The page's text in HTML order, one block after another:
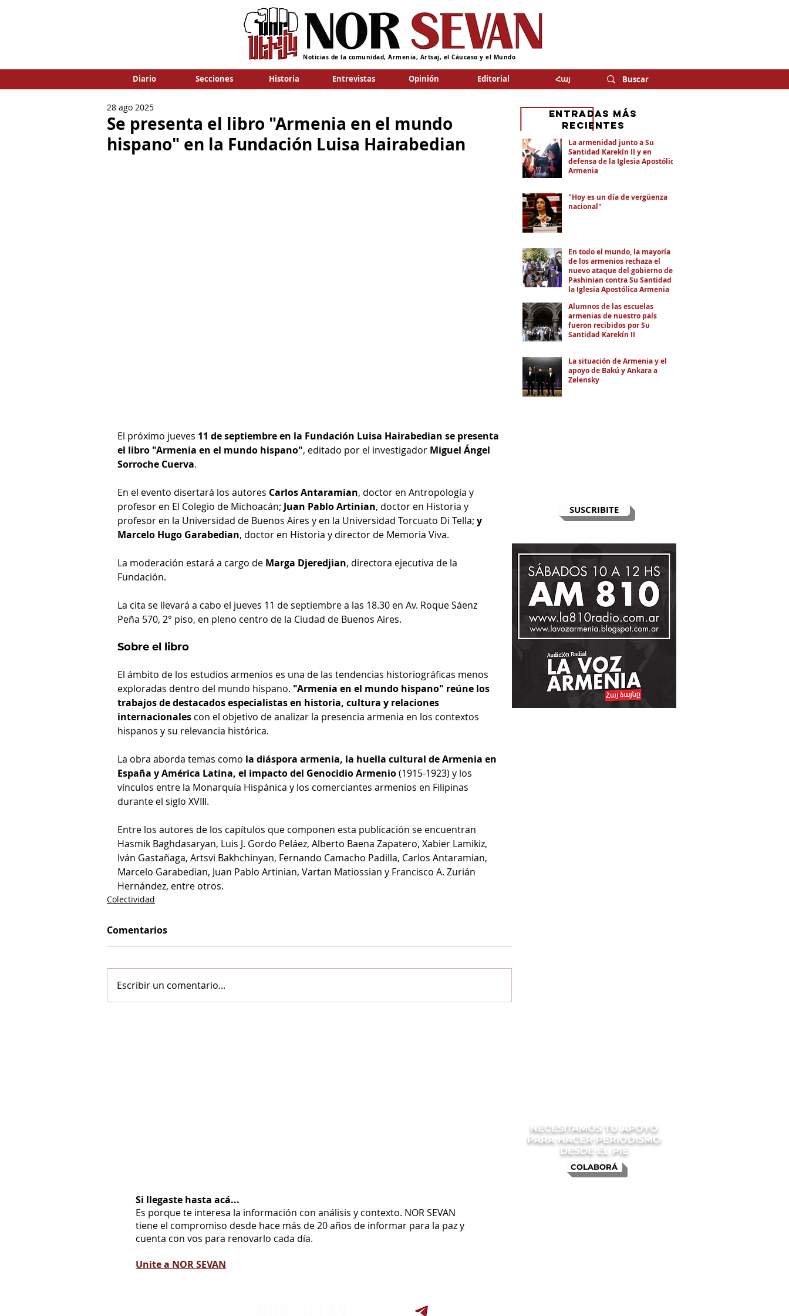
Noticias de la comunidad, Armenia, Artsaj, el Cáucaso y el Mundo
Diario Secciones Historia Entrevistas Opinión Editorial Հայ
Se presenta el libro "Armenia en el mundo
hispano" en la Fundación Luisa Hairabedian
28 ago 2025
El próximo jueves 11 de septiembre en la Fundación Luisa Hairabedian se presenta
el libro "Armenia en el mundo hispano", editado por el investigador Miguel Ángel
Sorroche Cuerva.
En el evento disertará los autores Carlos Antaramian, doctor en Antropología y
profesor en El Colegio de Michoacán; Juan Pablo Artinian, doctor en Historia y
profesor en la Universidad de Buenos Aires y en la Universidad Torcuato Di Tella; y
Marcelo Hugo Garabedian, doctor en Historia y director de Memoria Viva.
La moderación estará a cargo de Marga Djeredjian, directora ejecutiva de la
Fundación.
La cita se llevará a cabo el jueves 11 de septiembre a las 18.30 en Av. Roque Sáenz
Peña 570, 2° piso, en pleno centro de la Ciudad de Buenos Aires.
Sobre el libro
El ámbito de los estudios armenios es una de las tendencias historiográficas menos
exploradas dentro del mundo hispano. "Armenia en el mundo hispano" reúne los
trabajos de destacados especialistas en historia, cultura y relaciones
internacionales con el objetivo de analizar la presencia armenia en los contextos
hispanos y su relevancia histórica.
La obra aborda temas como la diáspora armenia, la huella cultural de Armenia en
España y América Latina, el impacto del Genocidio Armenio (1915-1923) y los
vínculos entre la Monarquía Hispánica y los comerciantes armenios en Filipinas
durante el siglo XVIII.
Entre los autores de los capítulos que componen esta publicación se encuentran
Hasmik Baghdasaryan, Luis J. Gordo Peláez, Alberto Baena Zapatero, Xabier Lamikiz,
Iván Gastañaga, Artsvi Bakhchinyan, Fernando Camacho Padilla, Carlos Antaramian,
Marcelo Garabedian, Juan Pablo Artinian, Vartan Matiossian y Francisco A. Zurián
Hernández, entre otros.
Colectividad
Comentarios
Escribir un comentario...
SUSCRIBITE
La armenidad junto a Su
Santidad Karekín II y en
defensa de la Iglesia Apostólica
Armenia
"Hoy es un día de vergüenza
nacional"
En todo el mundo, la mayoría
de los armenios rechaza el
nuevo ataque del gobierno de
Pashinian contra Su Santidad y
la Iglesia Apostólica Armenia
Alumnos de las escuelas
armenias de nuestro país
fueron recibidos por Su
Santidad Karekín II
La situación de Armenia y el
apoyo de Bakú y Ankara a
Zelensky
eNTRADAS MÁS
RECIENTES
COLABORÁ
NECESITAMOS TU APOYO
PARA HACER PERIODISMO
DESDE EL PIE
Si llegaste hasta acá...
Es porque te interesa la información con análisis y contexto. NOR SEVAN
tiene el compromiso desde hace más de 20 años de informar para la paz y
cuenta con vos para renovarlo cada día.
Unite a NOR SEVAN